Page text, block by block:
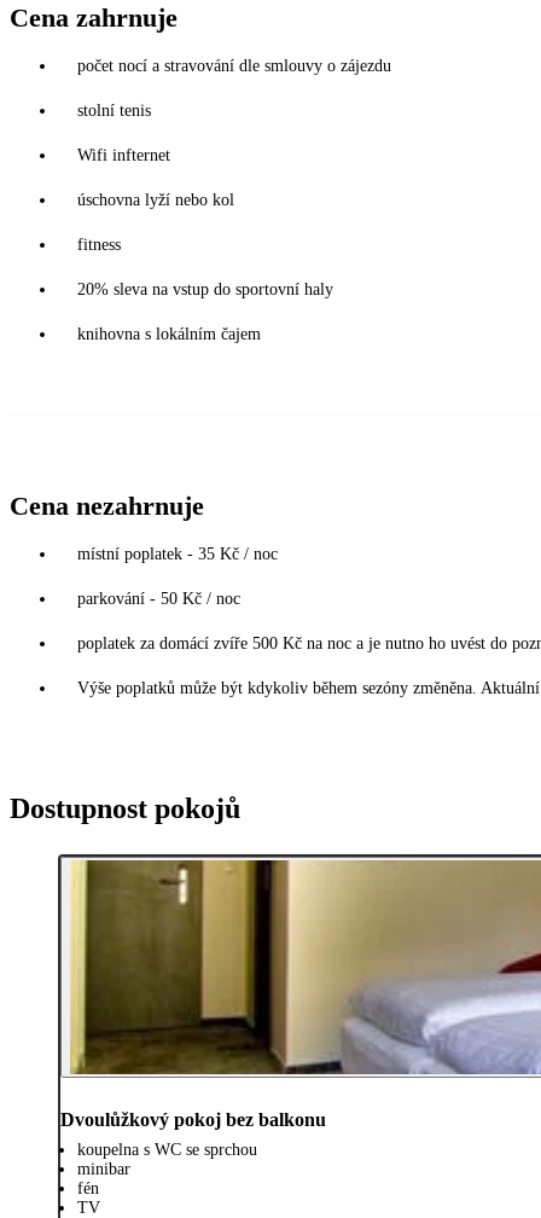
Cena zahrnuje
počet nocí a stravování dle smlouvy o zájezdu
stolní tenis
Wifi infternet
úschovna lyží nebo kol
fitness
20% sleva na vstup do sportovní haly
knihovna s lokálním čajem
Cena nezahrnuje
místní poplatek - 35 Kč / noc
parkování - 50 Kč / noc
poplatek za domácí zvíře 500 Kč na noc a je nutno ho uvést do
Výše poplatků může být kdykoliv během sezóny změněna.
Dostupnost pokojů
Dvoulůžkový pokoj bez balkonu
koupelna s WC se sprchou
minibar
fén
TV